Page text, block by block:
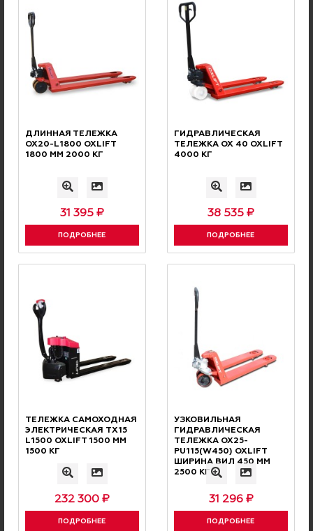
Накопительные скидки и бонусная
программа для наших клиентов
Нужна консультация
нашего специалиста?
ОCТАВЬТЕ ЗАЯВКУ, И НАШИ СПЕЦИАЛИСТЫ СВЯЖУТСЯ
С ВАМИ И ОТВЕТЯТ НА ВСЕ ВОПРОСЫ
Ваше имя
Ваш комментарий
ДЛИННАЯ ТЕЛЕЖКА
OX20-L1800 OXLIFT
1800 ММ 2000 КГ
31 395 ₽
ПОДРОБНЕЕ
ГИДРАВЛИЧЕСКАЯ
ТЕЛЕЖКА OX 40 OXLIFT
4000 КГ
38 535 ₽
ПОДРОБНЕЕ
ТЕЛЕЖКА САМОХОДНАЯ
ЭЛЕКТРИЧЕСКАЯ TX15
L1500 OXLIFT 1500 ММ
1500 КГ
232 300 ₽
ПОДРОБНЕЕ
УЗКОВИЛЬНАЯ
ГИДРАВЛИЧЕСКАЯ
ТЕЛЕЖКА OX25-
PU115(W450) OXLIFT
ШИРИНА ВИЛ 450 ММ
2500 КГ
31 296 ₽
ПОДРОБНЕЕ